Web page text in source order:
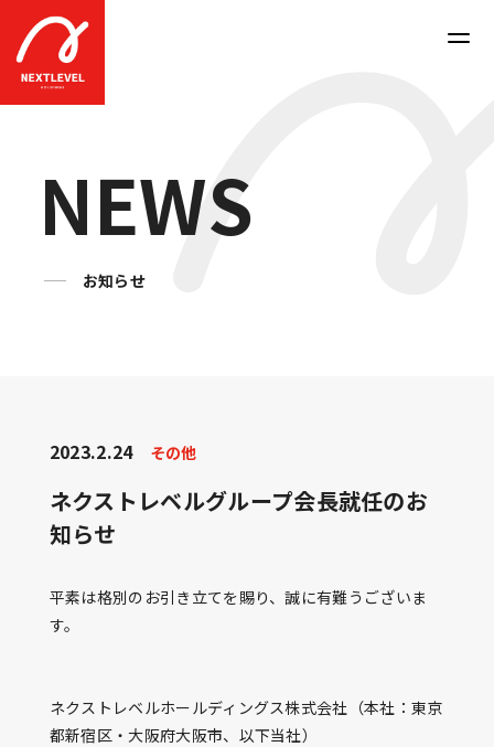
NEWS
お知らせ
2023.2.24 その他
ネクストレベルグループ会長就任のお
知らせ
平素は格別のお引き立てを賜り、誠に有難うございま
す。
ネクストレベルホールディングス株式会社（本社：東京
都新宿区・大阪府大阪市、以下当社）